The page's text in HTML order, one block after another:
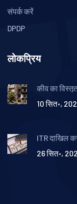
संपर्क करें
DPDP
लोकप्रिय
कीव का
10 सित॰,
ITR दाखिल
26 सित॰,